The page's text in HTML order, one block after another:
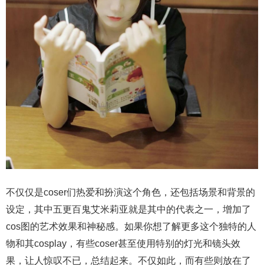
不仅仅是coser们热爱和扮演这个角色，还包括场景和背景的
设定，其中五更百鬼艾米莉亚就是其中的代表之一，增加了
cos图的艺术效果和神秘感。如果你想了解更多这个独特的人
物和其cosplay，有些coser甚至使用特别的灯光和镜头效
果，让人惊叹不已，总结起来。不仅如此，而有些则放在了